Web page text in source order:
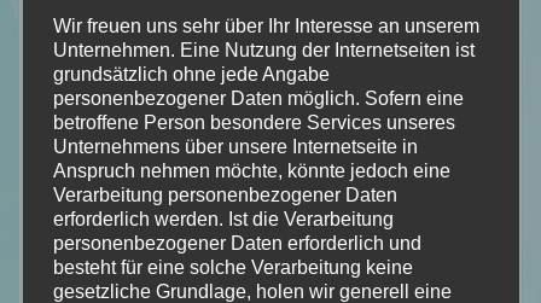
Wir freuen uns sehr über Ihr Interesse an unserem
Unternehmen. Eine Nutzung der Internetseiten ist
grundsätzlich ohne jede Angabe
personenbezogener Daten möglich. Sofern eine
betroffene Person besondere Services unseres
Unternehmens über unsere Internetseite in
Anspruch nehmen möchte, könnte jedoch eine
Verarbeitung personenbezogener Daten
erforderlich werden. Ist die Verarbeitung
personenbezogener Daten erforderlich und
besteht für eine solche Verarbeitung keine
gesetzliche Grundlage, holen wir generell eine